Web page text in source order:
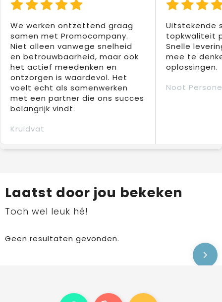
We werken ontzettend graag
samen met Promocompany.
Niet alleen vanwege snelheid
en betrouwbaarheid, maar ook
het actief meedenken en
ontzorgen is waardevol. Het
voelt echt als samenwerken
met een partner die ons succes
belangrijk vindt.
Kruidvat
Uitstekende
topkwaliteit
Snelle
mee te
oplossingen.
Noot
Laatst door jou bekeken
Toch wel leuk hé!
Geen resultaten gevonden.